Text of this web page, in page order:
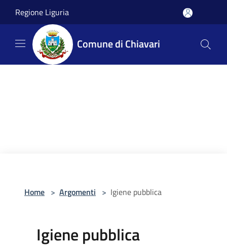
Regione Liguria
Comune di Chiavari
Home > Argomenti > Igiene pubblica
Igiene pubblica